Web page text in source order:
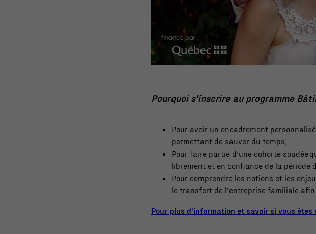
Pourquoi s’inscrire au programme
Pour avoir un encadrement
permettant de sauver du temps;
Pour faire partie d’une cohorte soudée
librement et en confiance de la période
Pour comprendre les notions et les
le transfert de l’entreprise familiale afin
Pour plus d’information et savoir si vous